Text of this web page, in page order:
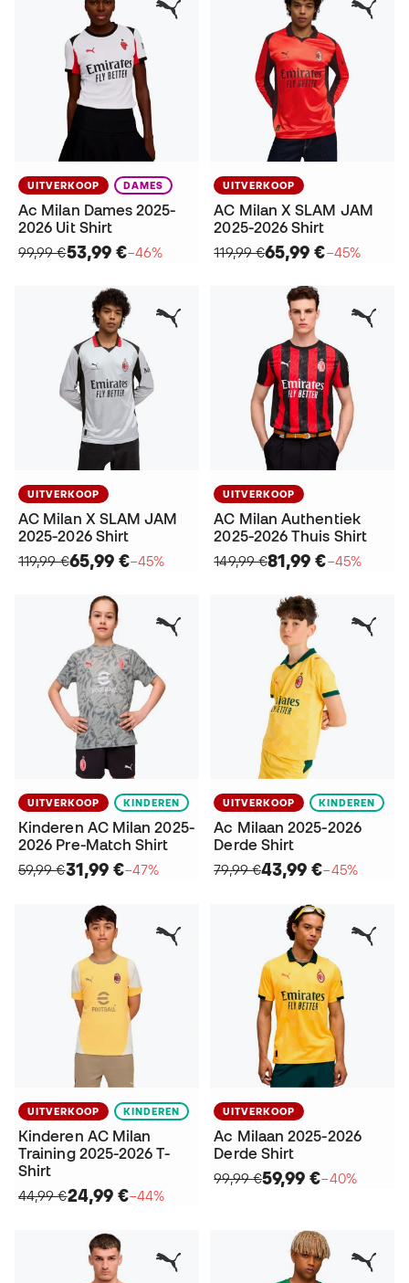
UITVERKOOP DAMES
Ac Milan Dames 2025-
2026 Uit Shirt
99,99 €53,99 €−46%
UITVERKOOP
AC Milan X SLAM JAM
2025-2026 Shirt
119,99 €65,99 €−45%
UITVERKOOP
AC Milan X SLAM JAM
2025-2026 Shirt
119,99 €65,99 €−45%
UITVERKOOP
AC Milan Authentiek
2025-2026 Thuis Shirt
149,99 €81,99 €−45%
UITVERKOOP KINDEREN
Kinderen AC Milan 2025-
2026 Pre-Match Shirt
59,99 €31,99 €−47%
UITVERKOOP KINDEREN
Ac Milaan 2025-2026
Derde Shirt
79,99 €43,99 €−45%
UITVERKOOP KINDEREN
Kinderen AC Milan
Training 2025-2026 T-
Shirt
44,99 €24,99 €−44%
UITVERKOOP
Ac Milaan 2025-2026
Derde Shirt
99,99 €59,99 €−40%